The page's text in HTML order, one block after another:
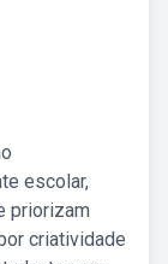
escolar,
priorizam
criatividade